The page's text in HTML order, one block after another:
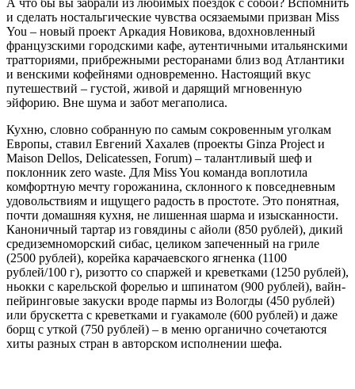
и сделать ностальгические чувства осязаемыми призван Miss
You – новый проект Аркадия Новикова, вдохновленный
французскими городскими кафе, аутентичными итальянскими
тратториями, прибрежными ресторанами близ вод Атлантики
и венскими кофейнями одновременно. Настоящий вкус
путешествий – густой, живой и дарящий мгновенную
эйфорию. Вне шума и забот мегаполиса.
Кухню, словно собранную по самым сокровенным уголкам
Европы, ставил Евгений Хахалев (проекты Ginza Project и
Maison Dellos, Delicatessen, Forum) – талантливый шеф и
поклонник zero waste. Для Miss You команда воплотила
комфортную мечту горожанина, склонного к повседневным
удовольствиям и ищущего радость в простоте. Это понятная,
почти домашняя кухня, не лишенная шарма и изысканности.
Каноничный тартар из говядины с айоли (850 рублей), дикий
средиземноморский сибас, целиком запеченный на гриле
(2500 рублей), корейка карачаевского ягненка (1100
рублей/100 г), ризотто со спаржей и креветками (1250 рублей),
ньокки с карельской форелью и шпинатом (900 рублей), вайн-
пейринговые закуски вроде пармы из Вологды (450 рублей)
или брускетта с креветками и гуакамоле (600 рублей) и даже
борщ с уткой (750 рублей) – в меню органично сочетаются
хиты разных стран в авторском исполнении шефа.